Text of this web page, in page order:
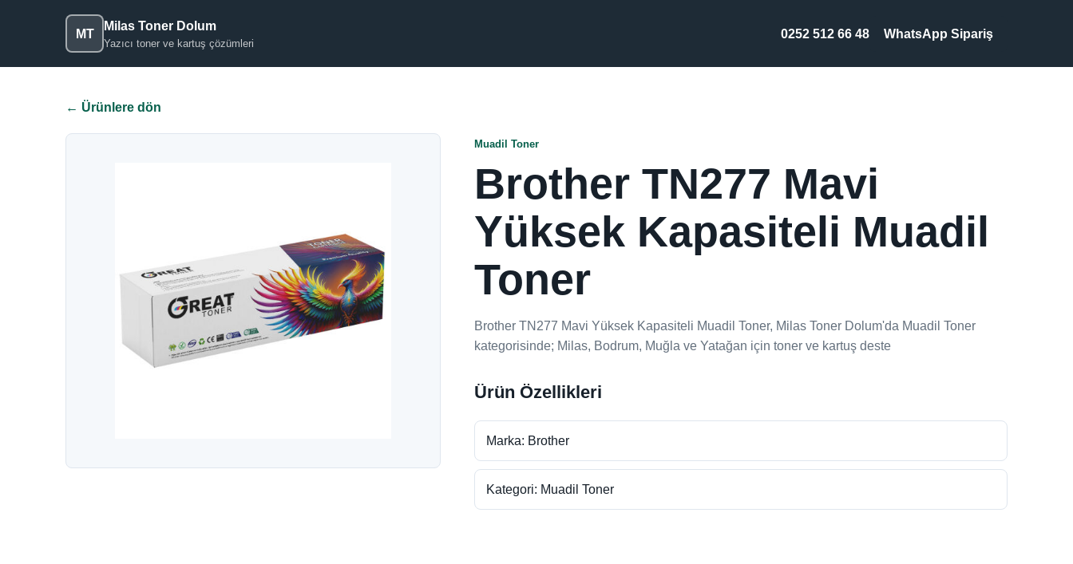
MT
Milas Toner Dolum
Yazıcı toner ve kartuş çözümleri
0252 512 66 48 WhatsApp Sipariş
← Ürünlere dön
Muadil Toner
Brother TN277 Mavi
Yüksek Kapasiteli Muadil
Toner
Brother TN277 Mavi Yüksek Kapasiteli Muadil Toner, Milas Toner Dolum'da Muadil Toner
kategorisinde; Milas, Bodrum, Muğla ve Yatağan için toner ve kartuş deste
Ürün Özellikleri
Marka: Brother
Kategori: Muadil Toner